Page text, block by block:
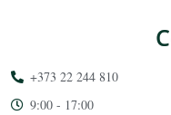
+373 22 244 810
9:00 - 17:00